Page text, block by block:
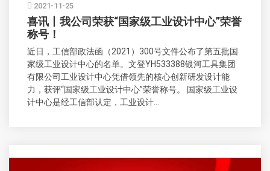
2021-11-25
喜讯丨我公司荣获“国家级工业设计中心”荣誉
称号！
近日，工信部政法函（2021）300号文件公布了第五批国
家级工业设计中心的名单。文登YH533388银河工具集团
有限公司工业设计中心凭借领先的核心创新研发设计能
力，获评“国家级工业设计中心”荣誉称号。 国家级工业设
计中心是经工信部认定，工业设计...